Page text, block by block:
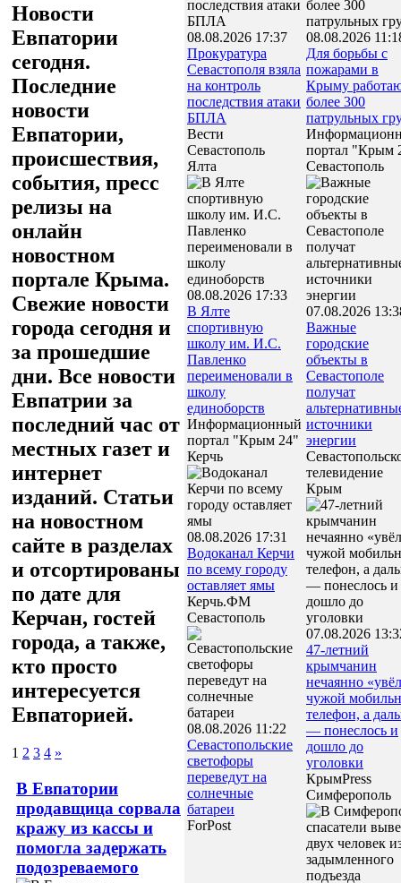
Новости
Евпатории
сегодня.
Последние
новости
Евпатории,
происшествия,
события, пресс
релизы на
онлайн
новостном
портале Крыма.
Свежие новости
города сегодня и
за прошедшие
дни. Все новости
Евпатрии за
последний час от
местных газет и
интернет
изданий. Статьи
на новостном
сайте в разделах
и отсортированы
по дате для
Керчан, гостей
города, а также,
кто просто
интересуется
Евпаторией.
1 2 3 4 »
В Евпатории
продавщица сорвала
кражу из кассы и
помогла задержать
подозреваемого
08.08.2026 17:37
Прокуратура
Севастополя взяла
на контроль
последствия атаки
БПЛА
Вести
Севастополь
Ялта
08.08.2026 17:33
В Ялте
спортивную
школу им. И.С.
Павленко
переименовали в
школу
единоборств
Информационный
портал "Крым 24"
Керчь
08.08.2026 17:31
Водоканал Керчи
по всему городу
оставляет ямы
Керчь.ФМ
Севастополь
08.08.2026 11:22
Севастопольские
светофоры
переведут на
солнечные
батареи
ForPost
08.08.2026
Для борьбы с
пожарами в
Крыму
более 300
патрульных
портал "Крым
Севастополь
07.08.2026
Важные
городские
объекты в
Севастополе
получат
источники
энергии
телевидение
Крым
07.08.2026
47‑летний
крымчанин
нечаянно
чужой
телефон, а
— понеслось и
дошло до
уголовки
КрымPress
Симферополь